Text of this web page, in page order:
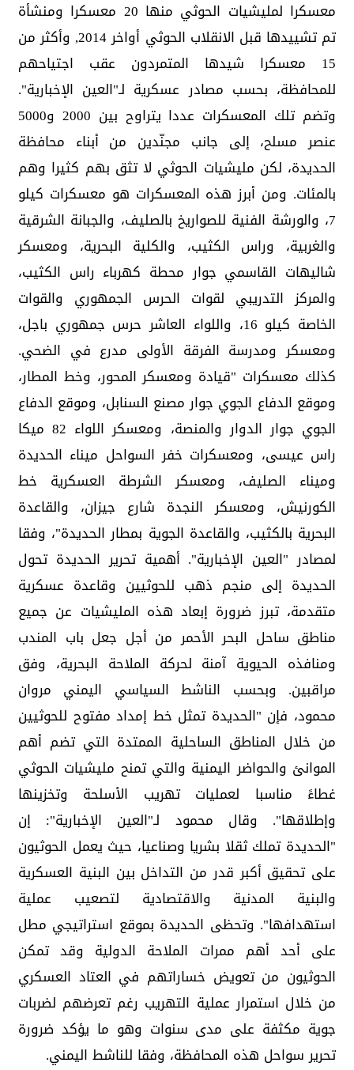
معسكرا لمليشيات الحوثي منها 20 معسكرا ومنشأة
تم تشييدها قبل الانقلاب الحوثي أواخر 2014, وأكثر من
15 معسكرا شيدها المتمردون عقب اجتياحهم
للمحافظة، بحسب مصادر عسكرية لـ"العين الإخبارية".
وتضم تلك المعسكرات عددا يتراوح بين 2000 و5000
عنصر مسلح، إلى جانب مجنّدين من أبناء محافظة
الحديدة، لكن مليشيات الحوثي لا تثق بهم كثيرا وهم
بالمئات. ومن أبرز هذه المعسكرات هو معسكرات كيلو
7، والورشة الفنية للصواريخ بالصليف، والجبانة الشرقية
والغربية، وراس الكثيب، والكلية البحرية، ومعسكر
شاليهات القاسمي جوار محطة كهرباء راس الكثيب،
والمركز التدريبي لقوات الحرس الجمهوري والقوات
الخاصة كيلو 16، واللواء العاشر حرس جمهوري باجل،
ومعسكر ومدرسة الفرقة الأولى مدرع في الضحي.
كذلك معسكرات "قيادة ومعسكر المحور، وخط المطار،
وموقع الدفاع الجوي جوار مصنع السنابل، وموقع الدفاع
الجوي جوار الدوار والمنصة، ومعسكر اللواء 82 ميكا
راس عيسى، ومعسكرات خفر السواحل ميناء الحديدة
وميناء الصليف، ومعسكر الشرطة العسكرية خط
الكورنيش، ومعسكر النجدة شارع جيزان، والقاعدة
البحرية بالكثيب، والقاعدة الجوية بمطار الحديدة"، وفقا
لمصادر "العين الإخبارية". أهمية تحرير الحديدة تحول
الحديدة إلى منجم ذهب للحوثيين وقاعدة عسكرية
متقدمة، تبرز ضرورة إبعاد هذه المليشيات عن جميع
مناطق ساحل البحر الأحمر من أجل جعل باب المندب
ومنافذه الحيوية آمنة لحركة الملاحة البحرية، وفق
مراقبين. وبحسب الناشط السياسي اليمني مروان
محمود، فإن "الحديدة تمثل خط إمداد مفتوح للحوثيين
من خلال المناطق الساحلية الممتدة التي تضم أهم
الموانئ والحواضر اليمنية والتي تمنح مليشيات الحوثي
غطاءً مناسبا لعمليات تهريب الأسلحة وتخزينها
وإطلاقها". وقال محمود لـ"العين الإخبارية": إن
"الحديدة تملك ثقلا بشريا وصناعيا، حيث يعمل الحوثيون
على تحقيق أكبر قدر من التداخل بين البنية العسكرية
والبنية المدنية والاقتصادية لتصعيب عملية
استهدافها". وتحظى الحديدة بموقع استراتيجي مطل
على أحد أهم ممرات الملاحة الدولية وقد تمكن
الحوثيون من تعويض خساراتهم في العتاد العسكري
من خلال استمرار عملية التهريب رغم تعرضهم لضربات
جوية مكثفة على مدى سنوات وهو ما يؤكد ضرورة
تحرير سواحل هذه المحافظة، وفقا للناشط اليمني.